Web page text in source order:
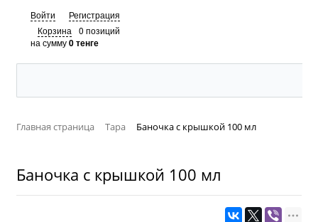
Войти
Регистрация
Корзина
0 позиций
на сумму0 тенге
Главная страница Тара Баночка с крышкой 100 мл
Баночка с крышкой 100 мл